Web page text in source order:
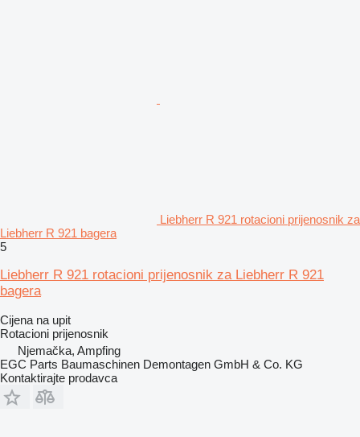
Liebherr R 921 rotacioni prijenosnik za
Liebherr R 921 bagera
5
Liebherr R 921 rotacioni prijenosnik za Liebherr R 921
bagera
Cijena na upit
Rotacioni prijenosnik
Njemačka, Ampfing
EGC Parts Baumaschinen Demontagen GmbH & Co. KG
Kontaktirajte prodavca